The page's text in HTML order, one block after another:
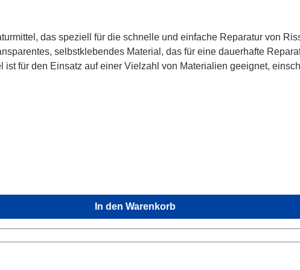
das speziell für die schnelle und einfache Reparatur von
selbstklebendes Material, das für eine dauerhafte
für den Einsatz auf einer Vielzahl von Materialien geeignet,
und kann helfen, die Lebensdauer Ihrer
100% nach 1 Stunde. Abmaße: Dichtband: 7,6cmx30cm Tear-Aid
das Material mit den beiliegenden Alkoholtüchern gereinigt
/ ButylBundeswehr ZelteCamperfensterCamperausrüstungCarbon
Sitze / MylarMonofilm / NitrilonParty Zelt
In den Warenkorb